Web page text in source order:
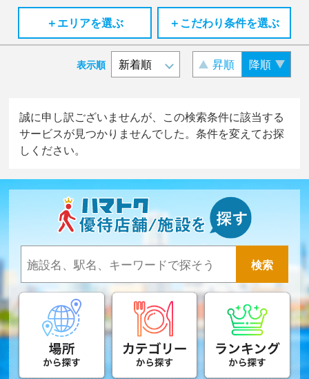
＋エリアを選ぶ
＋こだわり条件を選ぶ
表示順 昇順 降順
誠に申し訳ございませんが、この検索条件に該当する
サービスが見つかりませんでした。条件を変えてお探
しください。